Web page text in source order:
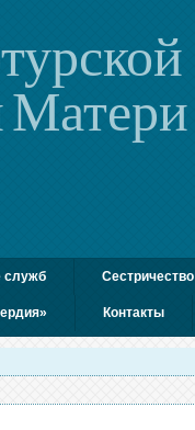
служб Сестричество
Контакты